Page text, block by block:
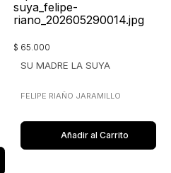
$ 65.000
SU MADRE LA SUYA
FELIPE RIAÑO JARAMILLO
Añadir al Carrito